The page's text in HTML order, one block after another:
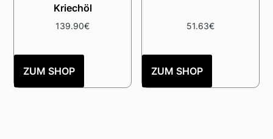
Kriechöl
139.90€
ZUM SHOP
51.63€
ZUM SHOP